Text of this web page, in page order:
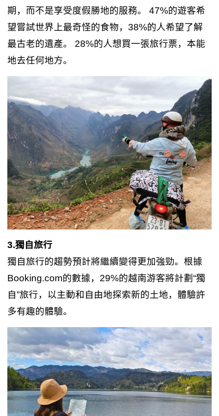
期，而不是享受度假勝地的服務。 47%的遊客希
望嘗試世界上最奇怪的食物，38%的人希望了解
最古老的遺產。 28%的人想買一張旅行票，本能
地去任何地方。
3.獨自旅行
獨自旅行的趨勢預計將繼續變得更加強勁。根據
Booking.com的數據，29%的越南游客將計劃“獨
自”旅行，以主動和自由地探索新的土地，體驗許
多有趣的體驗。